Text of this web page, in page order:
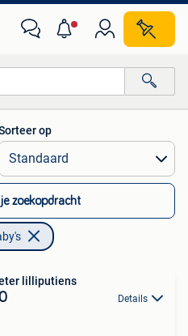
op
zoekopdracht
lilliputiens
Details